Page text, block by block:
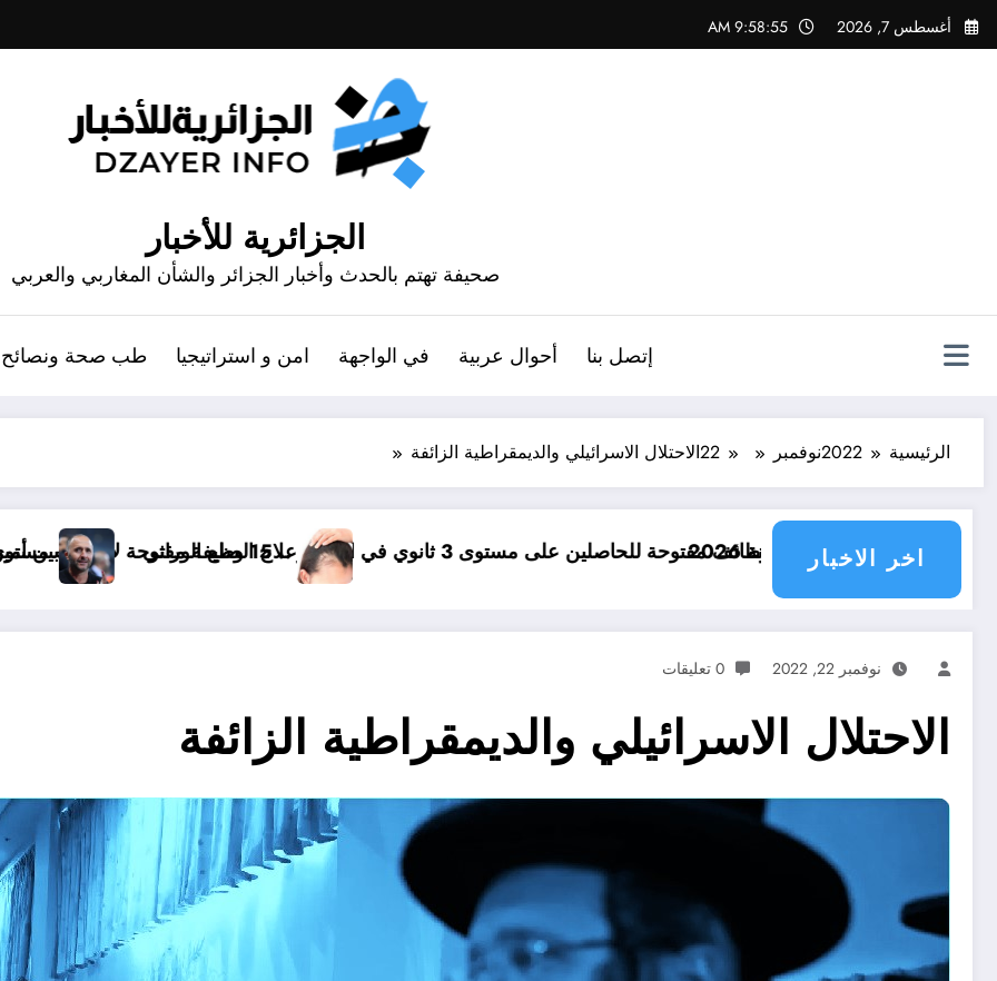
التجاوز
إلى
أغسطس 7, 2026 9:58:56 AM
الجزائرية للأخبار
صحيفة تهتم بالحدث وأخبار الجزائر والشأن المغاربي والعربي
إتصل بنا أحوال عربية في الواجهة امن و استراتيجيا طب صحة ونصائح
الرئيسية 2022نوفمبر 22الاحتلال الاسرائيلي والديمقراطية الزائفة
اخر الاخبار
على مستوى 3 ثانوي في الجزائر .. 15 وظيفة مفتوحة لاحصاب مستوى الثالثة ثانوي في الجزائر علاج الصلع الوراثي بين أمين غويري جمال بلماضي و أحمد بن بلة
نوفمبر 22, 2022 0 تعليقات
الاحتلال الاسرائيلي والديمقراطية الزائفة